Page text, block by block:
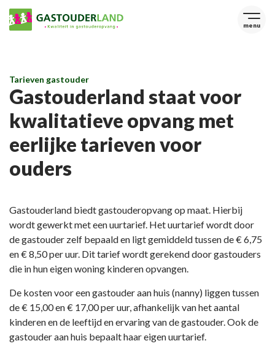
menu
Tarieven gastouder
Gastouderland staat voor
kwalitatieve opvang met
eerlijke tarieven voor
ouders
Gastouderland biedt gastouderopvang op maat. Hierbij
wordt gewerkt met een uurtarief. Het uurtarief wordt door
de gastouder zelf bepaald en ligt gemiddeld tussen de € 6,75
en € 8,50 per uur. Dit tarief wordt gerekend door gastouders
die in hun eigen woning kinderen opvangen.
De kosten voor een gastouder aan huis (nanny) liggen tussen
de € 15,00 en € 17,00 per uur, afhankelijk van het aantal
kinderen en de leeftijd en ervaring van de gastouder. Ook de
gastouder aan huis bepaalt haar eigen uurtarief.